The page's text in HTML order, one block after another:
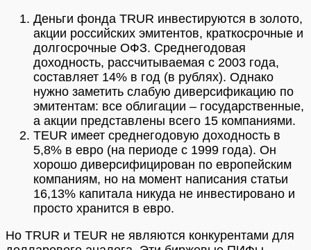
Деньги фонда TRUR инвестируются в золото,
акции российских эмитентов, краткосрочные и
долгосрочные ОФЗ. Среднегодовая
доходность, рассчитываемая с 2003 года,
составляет 14% в год (в рублях). Однако
нужно заметить слабую диверсификацию по
эмитентам: все облигации – государственные,
а акции представлены всего 15 компаниями.
TEUR имеет среднегодовую доходность в
5,8% в евро (на периоде с 1999 года). Он
хорошо диверсифицирован по европейским
компаниям, но на момент написания статьи
16,13% капитала никуда не инвестировано и
просто хранится в евро.
Но TRUR и TEUR не являются конкурентами для